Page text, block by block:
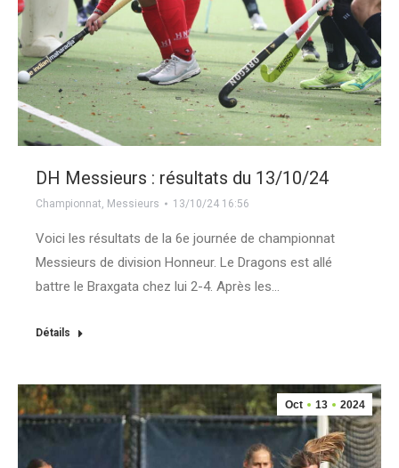
DH Messieurs : résultats du 13/10/24
Championnat, Messieurs 13/10/24 16:56
Voici les résultats de la 6e journée de championnat
Messieurs de division Honneur. Le Dragons est allé
battre le Braxgata chez lui 2-4. Après les…
Détails
Oct 13 2024